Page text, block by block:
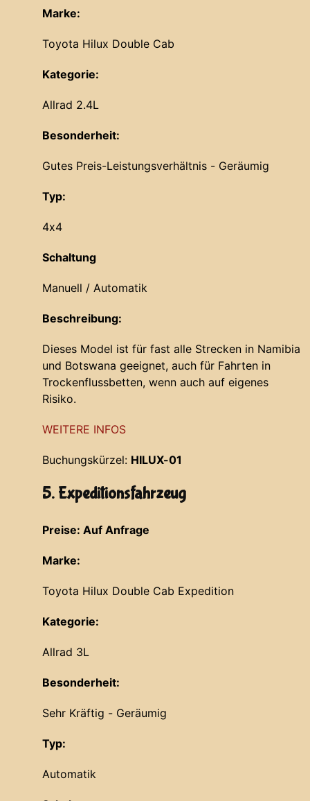
Marke:
Toyota Hilux Double Cab
Kategorie:
Allrad 2.4L
Besonderheit:
Gutes Preis-Leistungsverhältnis - Geräumig
Typ:
4x4
Schaltung
Manuell / Automatik
Beschreibung:
Dieses Model ist für fast alle Strecken in Namibia
und Botswana geeignet, auch für Fahrten in
Trockenflussbetten, wenn auch auf eigenes
Risiko.
WEITERE INFOS
Buchungskürzel: HILUX-01
5. Expeditionsfahrzeug
Preise: Auf Anfrage
Marke:
Toyota Hilux Double Cab Expedition
Kategorie:
Allrad 3L
Besonderheit:
Sehr Kräftig - Geräumig
Typ:
Automatik